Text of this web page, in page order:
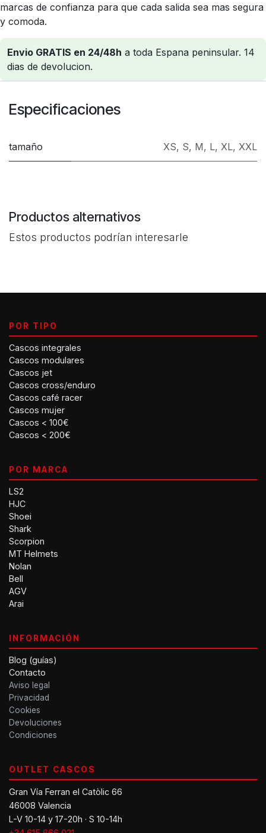
marcas de confianza para que cada salida sea mas segura
y comoda.
Envio GRATIS en 24/48h a toda Espana peninsular. 14
dias de devolucion.
Especificaciones
tamaño XS, S, M, L, XL, XXL
Productos alternativos
Estos productos podrían interesarle
POR TIPO
Cascos integrales
Cascos modulares
Cascos jet
Cascos cross/enduro
Cascos café racer
Cascos mujer
Cascos < 100€
Cascos < 200€
POR MARCA
LS2
HJC
Shoei
Shark
Scorpion
MT Helmets
Nolan
Bell
AGV
Arai
INFORMACIÓN
Blog (guías)
Contacto
Aviso legal
Privacidad
Cookies
Devoluciones
Condiciones
OUTLET CASCOS
Gran Vía Ferran el Catòlic 66
46008 Valencia
L-V 10-14 y 17-20h · S 10-14h